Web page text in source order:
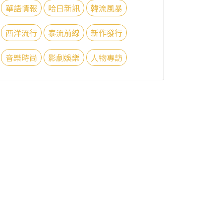
華語情報 哈日新訊 韓流風暴
西洋流行 泰流前線 新作發行
音樂時尚 影劇娛樂 人物專訪